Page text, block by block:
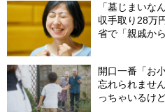
「墓じまいな
収手取り28万
省で「親戚か
開口一番「お
忘れられませ
っちゃいるけ